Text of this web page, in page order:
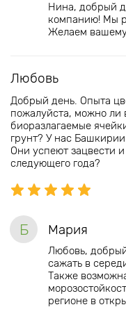
Нина, добрый
компанию! Мы
Желаем
Любовь
Добрый день. Опыта
пожалуйста, можно ли
биоразлагаемые
грунт? У нас
Они успеют зацвести
следующего года?
Б Мария
Любовь,
сажать в
Также
регионе в